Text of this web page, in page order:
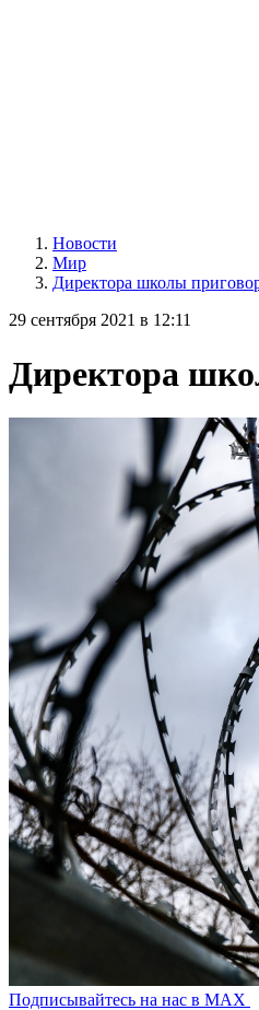
Новости
Мир
Директора школы
29 сентября 2021 в 12:11
Директора
Подписывайтесь на нас в MAX